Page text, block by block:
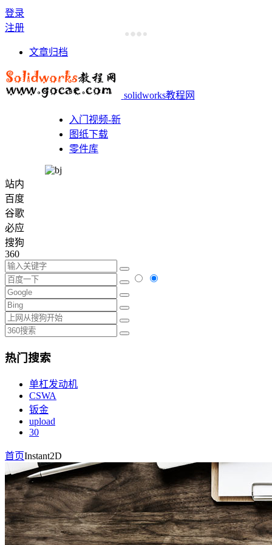
登录
注册
文章归档
solidworks教程网
入门视频-新
图纸下载
零件库
站内
百度
谷歌
必应
搜狗
360
热门搜索
单杠发动机
CSWA
钣金
upload
30
首页Instant2D